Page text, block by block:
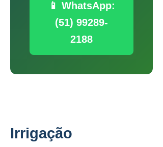
📱 WhatsApp:
(51) 99289-
2188
Irrigação